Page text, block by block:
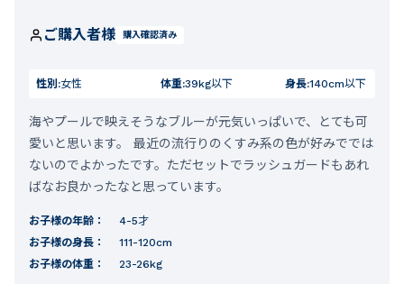
ご購入者様 購入確認済み
性別:女性 体重:39kg以下 身長:140cm以下
海やプールで映えそうなブルーが元気いっぱいで、とても可
愛いと思います。 最近の流行りのくすみ系の色が好みででは
ないのでよかったです。ただセットでラッシュガードもあれ
ばなお良かったなと思っています。
お子様の年齢：
4-5才
お子様の身長：
111-120cm
お子様の体重：
23-26kg